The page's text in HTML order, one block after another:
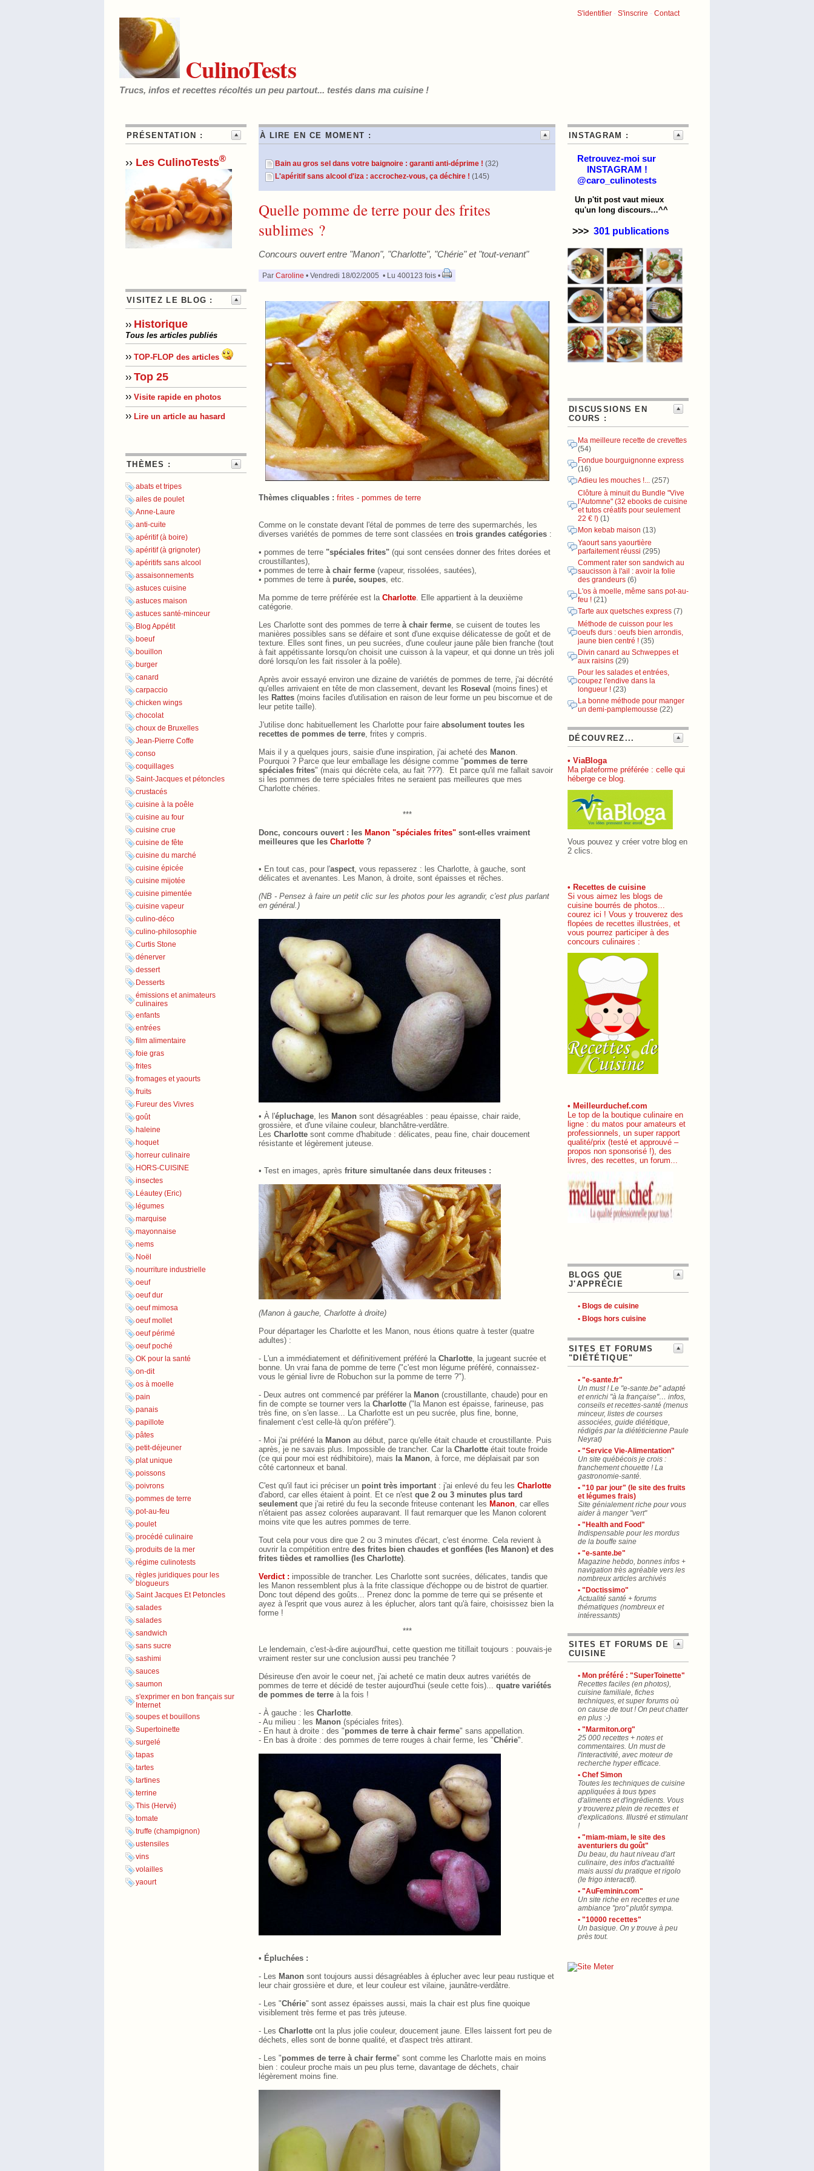
S'identifier - S'inscrire - Contact
CulinoTests
Trucs, infos et recettes récoltés un peu partout... testés dans ma cuisine !
PRÉSENTATION :
›› Les CulinoTests®
VISITEZ LE BLOG :
›› Historique
Tous les articles publiés
›› TOP-FLOP des articles
›› Top 25
›› Visite rapide en photos
›› Lire un article au hasard
THÈMES :
abats et tripes
ailes de poulet
Anne-Laure
anti-cuite
apéritif (à boire)
apéritif (à grignoter)
apéritifs sans alcool
assaisonnements
astuces cuisine
astuces maison
astuces santé-minceur
Blog Appétit
boeuf
bouillon
burger
canard
carpaccio
chicken wings
chocolat
choux de Bruxelles
Jean-Pierre Coffe
conso
coquillages
Saint-Jacques et pétoncles
crustacés
cuisine à la poêle
cuisine au four
cuisine crue
cuisine de fête
cuisine du marché
cuisine épicée
cuisine mijotée
cuisine pimentée
cuisine vapeur
culino-déco
culino-philosophie
Curtis Stone
dénerver
dessert
Desserts
émissions et animateurs
culinaires
enfants
entrées
film alimentaire
foie gras
frites
fromages et yaourts
fruits
Fureur des Vivres
goût
haleine
hoquet
horreur culinaire
HORS-CUISINE
insectes
Léautey (Eric)
légumes
marquise
mayonnaise
nems
Noël
nourriture industrielle
oeuf
oeuf dur
oeuf mimosa
oeuf mollet
oeuf périmé
oeuf poché
OK pour la santé
on-dit
os à moelle
pain
panais
papillote
pâtes
petit-déjeuner
plat unique
poissons
poivrons
pommes de terre
pot-au-feu
poulet
procédé culinaire
produits de la mer
régime culinotests
règles juridiques pour les
blogueurs
Saint Jacques Et Petoncles
salades
salades
sandwich
sans sucre
sashimi
sauces
saumon
s'exprimer en bon français sur
Internet
soupes et bouillons
Supertoinette
surgelé
tapas
tartes
tartines
terrine
This (Hervé)
tomate
truffe (champignon)
ustensiles
vins
volailles
yaourt
À LIRE EN CE MOMENT :
Bain au gros sel dans votre baignoire : garanti anti-déprime ! (32)
L'apéritif sans alcool d'iza : accrochez-vous, ça déchire ! (145)
Quelle pomme de terre pour des frites
sublimes ?
Concours ouvert entre "Manon", "Charlotte", "Chérie" et "tout-venant"
Par Caroline • Vendredi 18/02/2005 • Lu 400123 fois •
Thèmes cliquables : frites - pommes de terre
Comme on le constate devant l'étal de pommes de terre des supermarchés, les
diverses variétés de pommes de terre sont classées en trois grandes catégories :
• pommes de terre "spéciales frites" (qui sont censées donner des frites dorées et
croustillantes),
• pommes de terre à chair ferme (vapeur, rissolées, sautées),
• pommes de terre à purée, soupes , etc.
Ma pomme de terre préférée est la Charlotte . Elle appartient à la deuxième
catégorie.
Les Charlotte sont des pommes de terre à chair ferme , se cuisent de toutes les
manières possibles sans se défaire et sont d'une exquise délicatesse de goût et de
texture.
Elles sont fines, un peu sucrées, d'une couleur jaune pâle bien franche (tout
à fait appétissante lorsqu'on choisit une cuisson à la vapeur, et qui donne un très joli
doré lorsqu'on les fait rissoler à la poêle).
Après avoir essayé environ une dizaine de variétés de pommes de terre, j'ai décrété
qu'elles arrivaient en tête de mon classement, devant les Roseval (moins fines) et
les Rattes (moins faciles d'utilisation en raison de leur forme un peu biscornue et de
leur petite taille).
J'utilise donc habituellement les Charlotte pour faire absolument toutes les
recettes de pommes de terre , frites y compris.
Mais il y a quelques jours, saisie d'une inspiration, j'ai acheté des Manon
Pourquoi ? Parce que leur emballage les désigne comme "pommes de terre
spéciales frites" (mais qui décrète cela, au fait ???).
Et parce qu'il me fallait savoir
si les pommes de terre spéciales frites ne seraient pas meilleures que mes
Charlotte chéries.
***
Donc, concours ouvert : les Manon "spéciales frites" sont-elles vraiment
meilleures que les Charlotte ?
• En tout cas, pour l'aspect , vous repasserez : les Charlotte, à gauche, sont
délicates et avenantes. Les Manon, à droite, sont épaisses et rêches.
(NB - Pensez à faire un petit clic sur les photos pour les agrandir, c'est plus parlant
en général.)
• À l'épluchage , les Manon sont désagréables : peau épaisse, chair raide,
grossière, et d'une vilaine couleur, blanchâtre-verdâtre.
Les Charlotte sont comme d'habitude : délicates, peau fine, chair doucement
résistante et légèrement juteuse.
• Test en images, après friture simultanée dans deux friteuses :
(Manon à gauche, Charlotte à droite)
Pour départager les Charlotte et les Manon, nous étions quatre à tester (quatre
adultes) :
- L'un a immédiatement et définitivement préféré la Charlotte , la jugeant sucrée et
bonne. Un vrai fana de pomme de terre ("c'est mon légume préféré, connaissez-
vous le génial livre de Robuchon sur la pomme de terre ?").
- Deux autres ont commencé par préférer la Manon (croustillante, chaude) pour en
fin de compte se tourner vers la Charlotte ("la Manon est épaisse, farineuse, pas
très fine, on s'en lasse... La Charlotte est un peu sucrée, plus fine, bonne,
finalement c'est celle-là qu'on préfère").
- Moi j'ai préféré la Manon au début, parce qu'elle était chaude et croustillante. Puis
après, je ne savais plus. Impossible de trancher. Car la Charlotte était toute froide
(ce qui pour moi est rédhibitoire), mais la Manon , à force, me déplaisait par son
côté cartonneux et banal.
C'est qu'il faut ici préciser un point très important : j'ai enlevé du feu les Charlotte
d'abord, car elles étaient à point. Et ce n'est que 2 ou 3 minutes plus tard
seulement que j'ai retiré du feu la seconde friteuse contenant les Manon , car elles
n'étaient pas assez colorées auparavant. Il faut remarquer que les Manon colorent
moins vite que les autres pommes de terre.
Tout cela pour vous dire que 2 ou 3 minutes d'écart, c'est énorme. Cela revient à
ouvrir la compétition entre des frites bien chaudes et gonflées (les Manon) et des
frites tièdes et ramollies (les Charlotte)
Verdict. : impossible de trancher. Les Charlotte sont sucrées, délicates, tandis que
les Manon ressemblent plus à la frite classique d'échoppe ou de bistrot de quartier.
Donc tout dépend des goûts... Prenez donc la pomme de terre qui se présente et
ayez à l'esprit que vous aurez à les éplucher, alors tant qu'à faire, choisissez bien la
forme !
***
Le lendemain, c'est-à-dire aujourd'hui, cette question me titillait toujours : pouvais-je
vraiment rester sur une conclusion aussi peu tranchée ?
Désireuse d'en avoir le coeur net, j'ai acheté ce matin deux autres variétés de
pommes de terre et décidé de tester aujourd'hui (seule cette fois)... quatre variétés
de pommes de terre à la fois !
- À gauche : les Charlotte
- Au milieu : les Manon (spéciales frites).
- En haut à droite : des "pommes de terre à chair ferme" sans appellation.
- En bas à droite : des pommes de terre rouges à chair ferme, les "Chérie".
• Épluchées :
- Les Manon sont toujours aussi désagréables à éplucher avec leur peau rustique et
leur chair grossière et dure, et leur couleur est vilaine, jaunâtre-verdâtre.
- Les "Chérie" sont assez épaisses aussi, mais la chair est plus fine quoique
visiblement très ferme et pas très juteuse.
- Les Charlotte ont la plus jolie couleur, doucement jaune. Elles laissent fort peu de
déchets, elles sont de bonne qualité, et d'aspect très attirant.
- Les "pommes de terre à chair ferme" sont comme les Charlotte mais en moins
bien : couleur proche mais un peu plus terne, davantage de déchets, chair
légèrement moins fine.
INSTAGRAM :
Retrouvez-moi sur
INSTAGRAM !
@caro_culinotests
Un p'tit post vaut mieux
qu'un long discours…^^
>>> 301 publications
DISCUSSIONS EN
COURS :
Ma meilleure recette de crevettes
(54)
Fondue bourguignonne express
(16)
Adieu les mouches !... (257)
Clôture à minuit du Bundle "Vive
l'Automne" (32 ebooks de cuisine
et tutos créatifs pour seulement
22 € !) (1)
Mon kebab maison (13)
Yaourt sans yaourtière
parfaitement réussi (295)
Comment rater son sandwich au
saucisson à l'ail : avoir la folie
des grandeurs (6)
L'os à moelle, même sans pot-au-
feu ! (21)
Tarte aux quetsches express (7)
Méthode de cuisson pour les
oeufs durs : oeufs bien arrondis,
jaune bien centré ! (35)
Divin canard au Schweppes et
aux raisins (29)
Pour les salades et entrées,
coupez l'endive dans la
longueur ! (23)
La bonne méthode pour manger
un demi-pamplemousse (22)
DÉCOUVREZ...
• ViaBloga
Ma plateforme préférée : celle qui
héberge ce blog.
Vous pouvez y créer votre blog en
2 clics.
• Recettes de cuisine
Si vous aimez les blogs de
cuisine bourrés de photos...
courez ici ! Vous y trouverez des
flopées de recettes illustrées, et
vous pourrez participer à des
concours culinaires :
• Meilleurduchef.com
Le top de la boutique culinaire en
ligne : du matos pour amateurs et
professionnels, un super rapport
qualité/prix (testé et approuvé –
propos non sponsorisé !), des
livres, des recettes, un forum...
BLOGS QUE
J'APPRÉCIE
• Blogs de cuisine
• Blogs hors cuisine
SITES ET FORUMS
"DIÉTÉTIQUE"
• "e-sante.fr"
Un must ! Le "e-sante.be" adapté
et enrichi "à la française"… infos,
conseils et recettes-santé (menus
minceur, listes de courses
associées, guide diététique,
rédigés par la diététicienne Paule
Neyrat)
• "Service Vie-Alimentation"
Un site québécois je crois :
franchement chouette ! La
gastronomie-santé.
• "10 par jour" (le site des fruits
et légumes frais)
Site génialement riche pour vous
aider à manger "vert"
• "Health and Food"
Indispensable pour les mordus
de la bouffe saine
• "e-sante.be"
Magazine hebdo, bonnes infos +
navigation très agréable vers les
nombreux articles archivés
• "Doctissimo"
Actualité santé + forums
thématiques (nombreux et
intéressants)
SITES ET FORUMS DE
CUISINE
• Mon préféré : "SuperToinette"
Recettes faciles (en photos),
cuisine familiale, fiches
techniques, et super forums où
on cause de tout ! On peut chatter
en plus :-)
• "Marmiton.org"
25 000 recettes + notes et
commentaires. Un must de
l'interactivité, avec moteur de
recherche hyper efficace.
• Chef Simon
Toutes les techniques de cuisine
appliquées à tous types
d'aliments et d'ingrédients. Vous
y trouverez plein de recettes et
d'explications. Illustré et stimulant
!
• "miam-miam, le site des
aventuriers du goût"
Du beau, du haut niveau d'art
culinaire, des infos d'actualité
mais aussi du pratique et rigolo
(le frigo interactif).
• "AuFeminin.com"
Un site riche en recettes et une
ambiance "pro" plutôt sympa.
• "10000 recettes"
Un basique. On y trouve à peu
près tout.